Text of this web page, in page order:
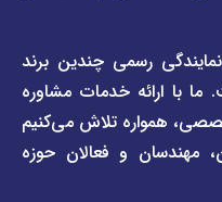
چندین برند
خدمات مشاوره
تلاش می‌کنیم
فعالان حوزه
پول